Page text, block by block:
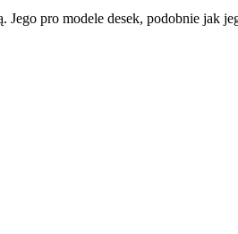
pro modele desek, podobnie jak